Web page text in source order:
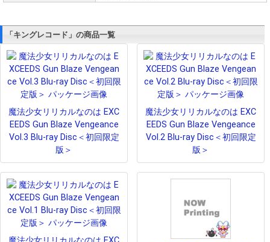
「キングレコード」の商品一覧
魔法少女リリカルなのは EXC
EEDS Gun Blaze Vengeance
Vol.3 Blu-ray Disc＜初回限定
版＞
魔法少女リリカルなのは EXC
EEDS Gun Blaze Vengeance
Vol.2 Blu-ray Disc＜初回限定
版＞